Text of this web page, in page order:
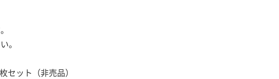
。
ット（非売品）